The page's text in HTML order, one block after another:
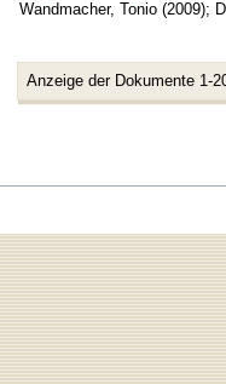
Wandmacher, Tonio (2009);
Anzeige der Dokumente 1-